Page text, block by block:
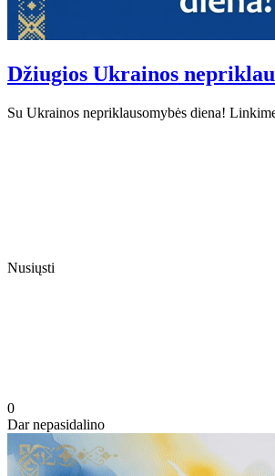
Džiugios Ukrainos
Su Ukrainos nepriklausomybės diena!
Nusiųsti
0
Dar nepasidalino